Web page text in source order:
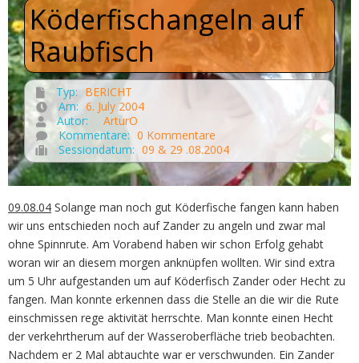
Köderfischangeln auf
Raubfisch
Typ: BERICHT
Am: 6. July 2004
Autor:
ArturO
Kommentare: 0 Kommentare
Sessiondatum: 09 & 29 .08.2004
09.08.04 Solange man noch gut Köderfische fangen kann haben
wir uns entschieden noch auf Zander zu angeln und zwar mal
ohne Spinnrute. Am Vorabend haben wir schon Erfolg gehabt
woran wir an diesem morgen anknüpfen wollten. Wir sind extra
um 5 Uhr aufgestanden um auf Köderfisch Zander oder Hecht zu
fangen. Man konnte erkennen dass die Stelle an die wir die Rute
einschmissen rege aktivität herrschte. Man konnte einen Hecht
der verkehrtherum auf der Wasseroberfläche trieb beobachten.
Nachdem er 2 Mal abtauchte war er verschwunden. Ein Zander